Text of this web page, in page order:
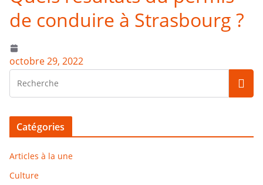
de conduire à Strasbourg ?
octobre 29, 2022
Catégories
Articles à la une
Culture